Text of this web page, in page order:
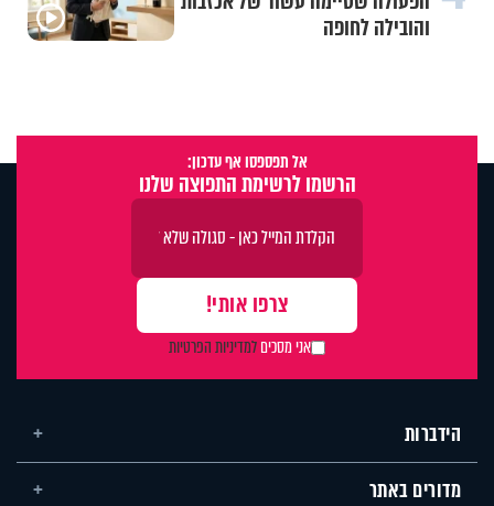
והובילה לחופה
אל תפספסו אף עדכון:
הרשמו לרשימת התפוצה שלנו
אני מסכיםלמדיניות הפרטיות
הידברות
מדורים באתר